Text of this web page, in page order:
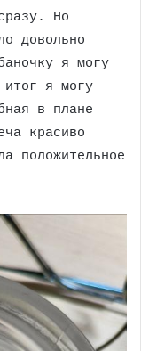
Но
довольно
я могу
итог я могу
в плане
красиво
положительное